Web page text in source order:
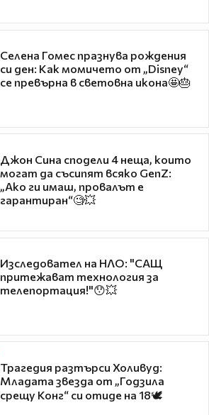
Селена Гомес празнува рождения
си ден: Как момичето от „Disney“
се превърна в световна икона🤩🎂
Джон Сина сподели 4 неща, които
могат да съсипят всяко GenZ:
„Ако ги имаш, провалът е
гарантиран“🧐💥
Изследовател на НЛО: "САЩ
притежават технология за
телепортация!"😯💥
Трагедия разтърси Холивуд:
Младата звезда от „Годзила
срещу Конг“ си отиде на 18🕊️